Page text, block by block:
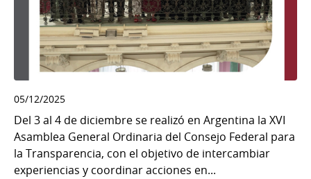
05/12/2025
Del 3 al 4 de diciembre se realizó en Argentina la XVI
Asamblea General Ordinaria del Consejo Federal para
la Transparencia, con el objetivo de intercambiar
experiencias y coordinar acciones en...